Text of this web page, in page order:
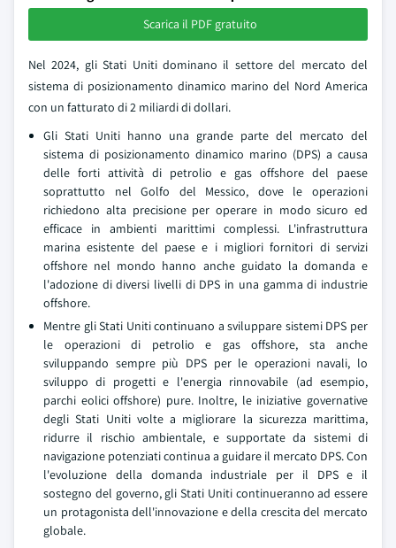
Scarica il PDF gratuito
Nel 2024, gli Stati Uniti dominano il settore del mercato del
sistema di posizionamento dinamico marino del Nord America
con un fatturato di 2 miliardi di dollari.
Gli Stati Uniti hanno una grande parte del mercato del
sistema di posizionamento dinamico marino (DPS) a causa
delle forti attività di petrolio e gas offshore del paese
soprattutto nel Golfo del Messico, dove le operazioni
richiedono alta precisione per operare in modo sicuro ed
efficace in ambienti marittimi complessi. L'infrastruttura
marina esistente del paese e i migliori fornitori di servizi
offshore nel mondo hanno anche guidato la domanda e
l'adozione di diversi livelli di DPS in una gamma di industrie
offshore.
Mentre gli Stati Uniti continuano a sviluppare sistemi DPS per
le operazioni di petrolio e gas offshore, sta anche
sviluppando sempre più DPS per le operazioni navali, lo
sviluppo di progetti e l'energia rinnovabile (ad esempio,
parchi eolici offshore) pure. Inoltre, le iniziative governative
degli Stati Uniti volte a migliorare la sicurezza marittima,
ridurre il rischio ambientale, e supportate da sistemi di
navigazione potenziati continua a guidare il mercato DPS. Con
l'evoluzione della domanda industriale per il DPS e il
sostegno del governo, gli Stati Uniti continueranno ad essere
un protagonista dell'innovazione e della crescita del mercato
globale.